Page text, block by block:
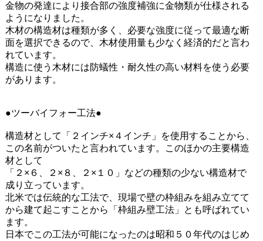
金物の発達により接合部の強度補強に金物類が仕様される
ようになりました。
木材の構造材は種類が多く、必要な強度に従って最適な断
面を選択できるので、木材使用量も少なく経済的だと言わ
れています。
構造に使う木材には防蟻性・耐久性の高い材料を使う必要
があります。
●ツーバイフォー工法●
構造材として「２インチ×４インチ」を使用することから、
この名前がついたと言われています。このほかの主要構造
材として
「２×６、２×８、２×１０」などの種類の少ない構造材で
成り立っています。
北米では伝統的な工法で、現場で壁の枠組みを組み立てて
から建て起こすことから「枠組み壁工法」とも呼ばれてい
ます。
日本でこの工法が可能になったのは昭和５０年代のはじめ